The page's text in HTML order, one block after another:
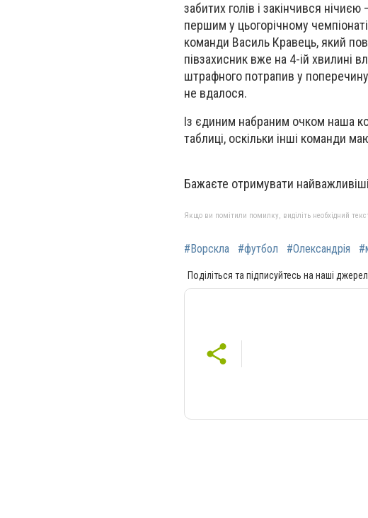
забитих голів і закінчився
першим у цьогорічному
команди Василь Кравець, який
півзахисник вже на 4-ій хвилині
штрафного потрапив у
не вдалося.
Із єдиним набраним очком наша
таблиці, оскільки інші команди
Бажаєте отримувати
Якщо ви помітили помилку, виділіть необхідний
#Ворскла #футбол #Олександрія
Поділіться та підписуйтесь на наші